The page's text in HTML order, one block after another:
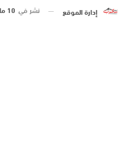
إدارة الموقع نشر في 10 مارس 2016 الساعة 7 و 32 دقيقة